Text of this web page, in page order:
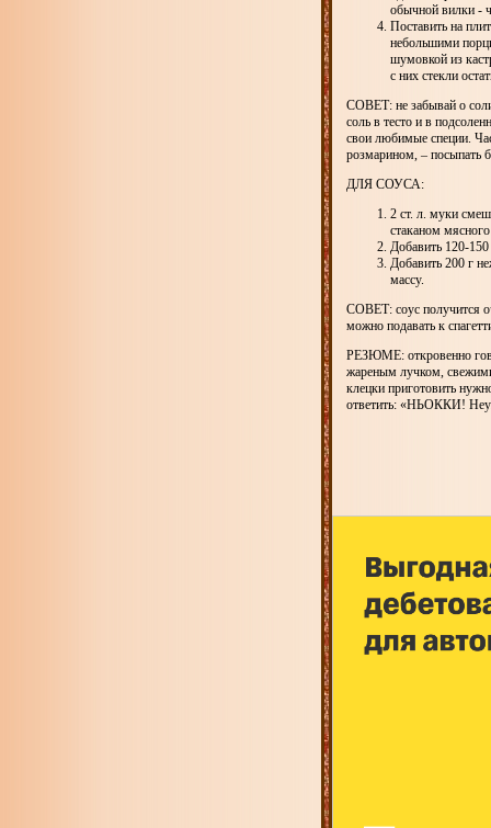
обычной вилки -
Поставить на
небольшими
шумовкой из
с них стекли
СОВЕТ: не забывай о
соль в тесто и в
свои любимые специи.
розмарином, – посыпать
ДЛЯ СОУСА:
2 ст. л. муки
стаканом
Добавить 120-
Добавить 200 г
массу.
СОВЕТ: соус получится
можно подавать к
РЕЗЮМЕ: откровенно
жареным лучком,
клецки приготовить
ответить: «НЬОККИ!